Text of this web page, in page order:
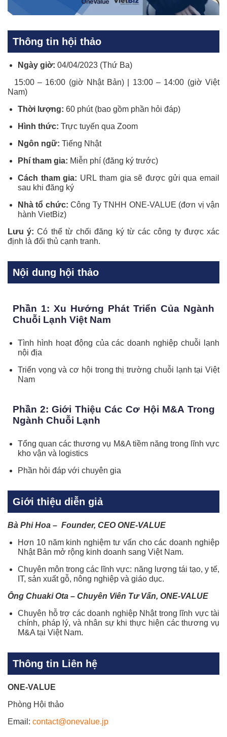
Thông tin hội thảo
Ngày giờ: 04/04/2023 (Thứ Ba)
15:00 – 16:00 (giờ Nhật Bản) | 13:00 – 14:00 (giờ Việt
Nam)
Thời lượng: 60 phút (bao gồm phần hỏi đáp)
Hình thức: Trực tuyến qua Zoom
Ngôn ngữ: Tiếng Nhật
Phí tham gia: Miễn phí (đăng ký trước)
Cách tham gia: URL tham gia sẽ được gửi qua email
sau khi đăng ký
Nhà tổ chức: Công Ty TNHH ONE-VALUE (đơn vị vận
hành VietBiz)
Lưu ý: Có thể từ chối đăng ký từ các công ty được xác
định là đối thủ cạnh tranh.
Nội dung hội thảo
Phần 1: Xu Hướng Phát Triển Của Ngành
Chuỗi Lạnh Việt Nam
Tình hình hoạt động của các doanh nghiệp chuỗi lạnh
nội địa
Triển vọng và cơ hội trong thị trường chuỗi lạnh tại Việt
Nam
Phần 2: Giới Thiệu Các Cơ Hội M&A Trong
Ngành Chuỗi Lạnh
Tổng quan các thương vụ M&A tiềm năng trong lĩnh vực
kho vận và logistics
Phần hỏi đáp với chuyên gia
Giới thiệu diễn giả
Bà Phi Hoa – Founder, CEO ONE-VALUE
Hơn 10 năm kinh nghiệm tư vấn cho các doanh nghiệp
Nhật Bản mở rộng kinh doanh sang Việt Nam.
Chuyên môn trong các lĩnh vực: năng lượng tái tạo, y tế,
IT, sản xuất gỗ, nông nghiệp và giáo dục.
Ông Chuaki Ota – Chuyên Viên Tư Vấn, ONE-VALUE
Chuyên hỗ trợ các doanh nghiệp Nhật trong lĩnh vực tài
chính, pháp lý, và nhân sự khi thực hiện các thương vụ
M&A tại Việt Nam.
Thông tin Liên hệ
ONE-VALUE
Phòng Hội thảo
Email: contact@onevalue.jp